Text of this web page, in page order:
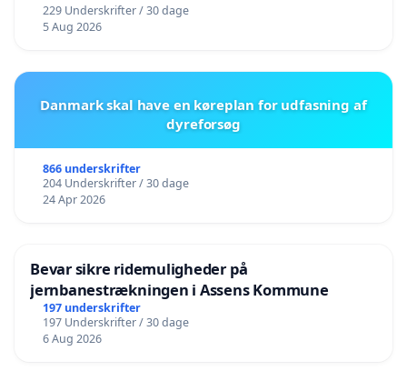
229 Underskrifter / 30 dage
5 Aug 2026
Danmark skal have en køreplan for udfasning af
dyreforsøg
866 underskrifter
204 Underskrifter / 30 dage
24 Apr 2026
Bevar sikre ridemuligheder på
jernbanestrækningen i Assens Kommune
197 underskrifter
197 Underskrifter / 30 dage
6 Aug 2026